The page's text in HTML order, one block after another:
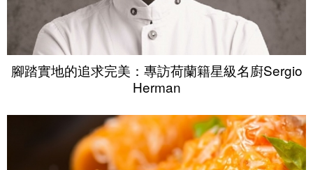
腳踏實地的追求完美：專訪荷蘭籍星級名廚Sergio
Herman